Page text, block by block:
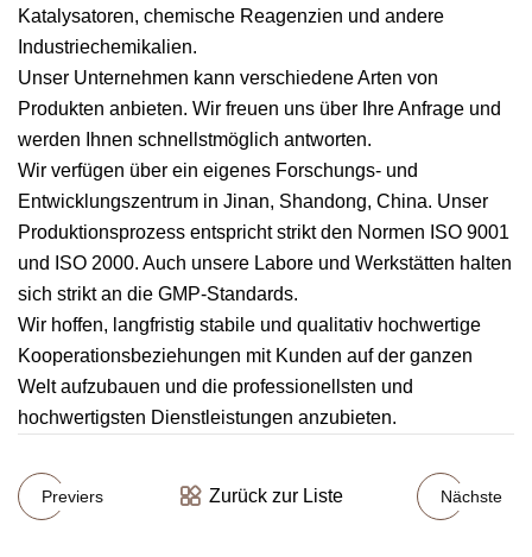
Katalysatoren, chemische Reagenzien und andere
Industriechemikalien.
Unser Unternehmen kann verschiedene Arten von
Produkten anbieten. Wir freuen uns über Ihre Anfrage und
werden Ihnen schnellstmöglich antworten.
Wir verfügen über ein eigenes Forschungs- und
Entwicklungszentrum in Jinan, Shandong, China. Unser
Produktionsprozess entspricht strikt den Normen ISO 9001
und ISO 2000. Auch unsere Labore und Werkstätten halten
sich strikt an die GMP-Standards.
Wir hoffen, langfristig stabile und qualitativ hochwertige
Kooperationsbeziehungen mit Kunden auf der ganzen
Welt aufzubauen und die professionellsten und
hochwertigsten Dienstleistungen anzubieten.
Previers Zurück zur Liste Nächste